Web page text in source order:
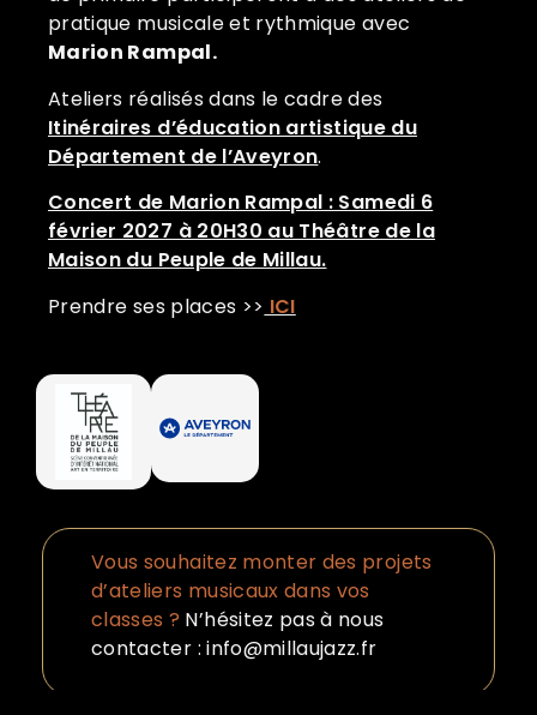
pratique musicale et rythmique avec
Marion Rampal.
Ateliers réalisés dans le cadre des
Itinéraires d’éducation artistique du
Département de l’Aveyron.
Concert de Marion Rampal : Samedi 6
février 2027 à 20H30 au Théâtre de la
Maison du Peuple de Millau.
Prendre ses places >> ICI
Vous souhaitez monter des projets
d’ateliers musicaux dans vos
classes ? N’hésitez pas à nous
contacter : info@millaujazz.fr